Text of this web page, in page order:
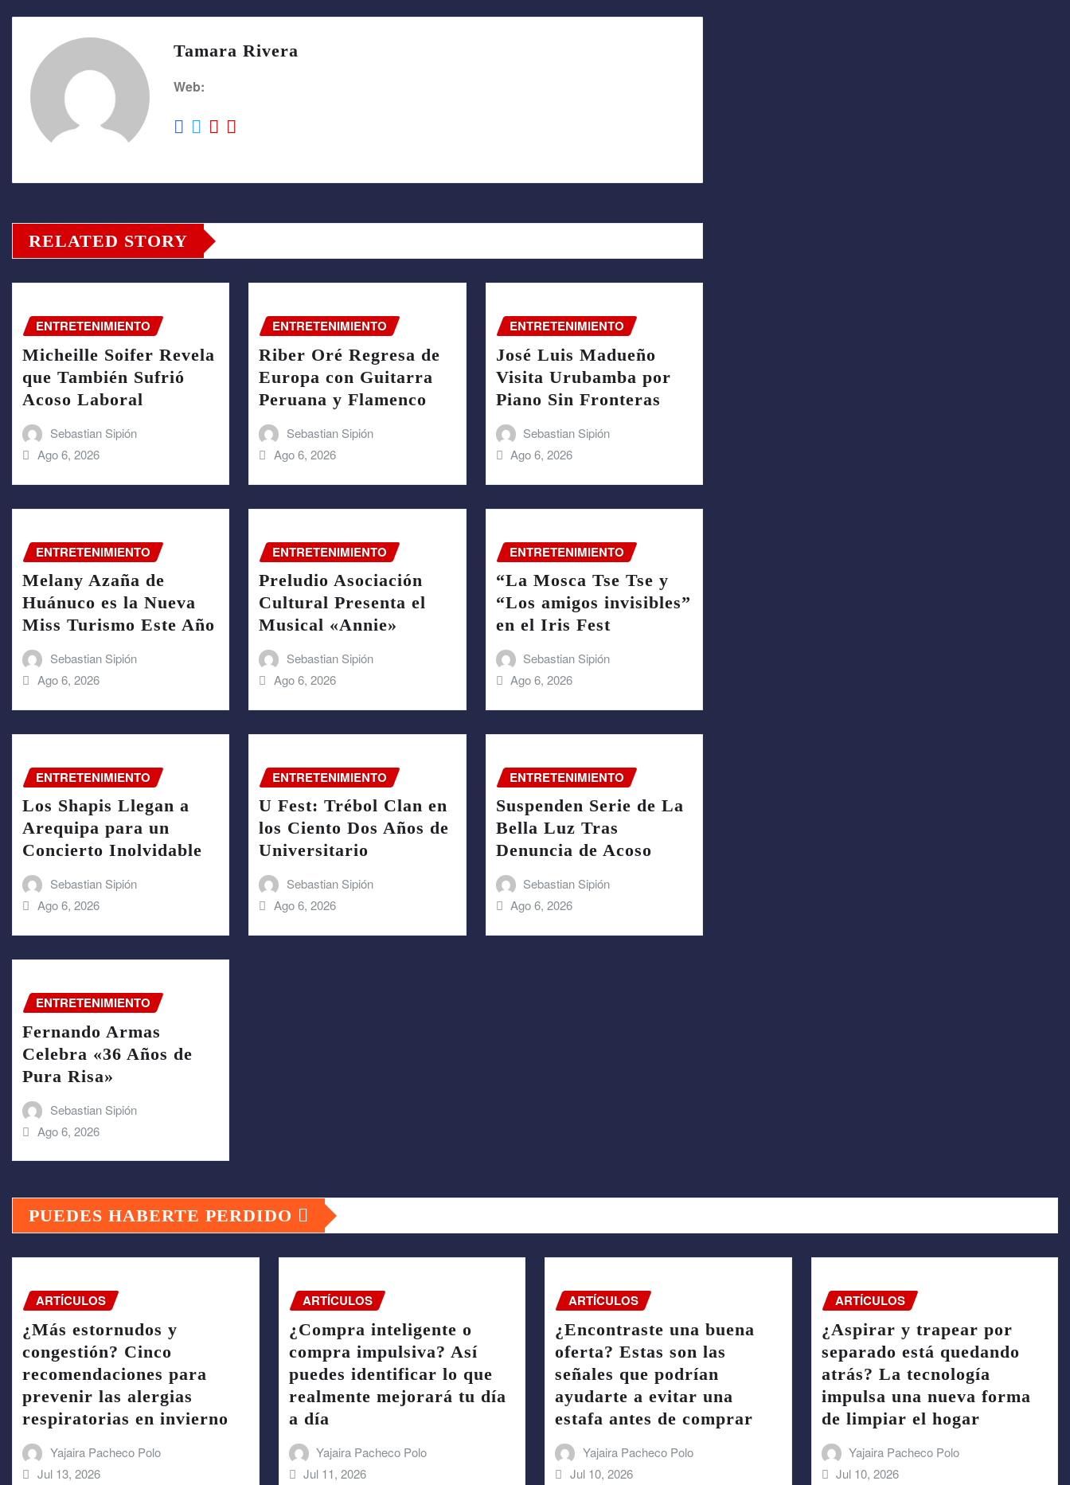
Tamara Rivera
Web:
RELATED STORY
ENTRETENIMIENTO
Micheille Soifer Revela
que También Sufrió
Acoso Laboral
Sebastian Sipión
Ago 6, 2026
ENTRETENIMIENTO
Riber Oré Regresa de
Europa con Guitarra
Peruana y Flamenco
Sebastian Sipión
Ago 6, 2026
ENTRETENIMIENTO
José Luis Madueño
Visita Urubamba por
Piano Sin Fronteras
Sebastian Sipión
Ago 6, 2026
ENTRETENIMIENTO
Melany Azaña de
Huánuco es la Nueva
Miss Turismo Este Año
Sebastian Sipión
Ago 6, 2026
ENTRETENIMIENTO
Preludio Asociación
Cultural Presenta el
Musical «Annie»
Sebastian Sipión
Ago 6, 2026
ENTRETENIMIENTO
“La Mosca Tse Tse y
“Los amigos invisibles”
en el Iris Fest
Sebastian Sipión
Ago 6, 2026
ENTRETENIMIENTO
Los Shapis Llegan a
Arequipa para un
Concierto Inolvidable
Sebastian Sipión
Ago 6, 2026
ENTRETENIMIENTO
U Fest: Trébol Clan en
los Ciento Dos Años de
Universitario
Sebastian Sipión
Ago 6, 2026
ENTRETENIMIENTO
Suspenden Serie de La
Bella Luz Tras
Denuncia de Acoso
Sebastian Sipión
Ago 6, 2026
ENTRETENIMIENTO
Fernando Armas
Celebra «36 Años de
Pura Risa»
Sebastian Sipión
Ago 6, 2026
PUEDES HABERTE PERDIDO
ARTÍCULOS
¿Más estornudos y
congestión? Cinco
recomendaciones para
prevenir las alergias
respiratorias en invierno
Yajaira Pacheco Polo
Jul 13, 2026
ARTÍCULOS
¿Compra inteligente o
compra impulsiva? Así
puedes identificar lo que
realmente mejorará tu día
a día
Yajaira Pacheco Polo
Jul 11, 2026
ARTÍCULOS
¿Encontraste una buena
oferta? Estas son las
señales que podrían
ayudarte a evitar una
estafa antes de comprar
Yajaira Pacheco Polo
Jul 10, 2026
ARTÍCULOS
¿Aspirar y trapear por
separado está quedando
atrás? La tecnología
impulsa una nueva forma
de limpiar el hogar
Yajaira Pacheco Polo
Jul 10, 2026